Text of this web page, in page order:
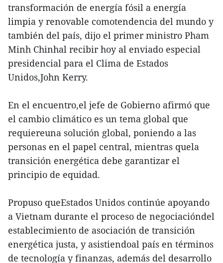
transformación de energía fósil a energía
limpia y renovable comotendencia del mundo y
también del país, dijo el primer ministro Pham
Minh Chinhal recibir hoy al enviado especial
presidencial para el Clima de Estados
Unidos,John Kerry.
En el encuentro,el jefe de Gobierno afirmó que
el cambio climático es un tema global que
requiereuna solución global, poniendo a las
personas en el papel central, mientras quela
transición energética debe garantizar el
principio de equidad.
Propuso queEstados Unidos continúe apoyando
a Vietnam durante el proceso de negociacióndel
establecimiento de asociación de transición
energética justa, y asistiendoal país en términos
de tecnología y finanzas, además del desarrollo